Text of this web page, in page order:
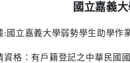
國立嘉義
: 國立嘉義大學弱勢學生助學作
資格：有戶籍登記之中華民國